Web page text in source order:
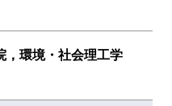
目
，環境・社会理工学